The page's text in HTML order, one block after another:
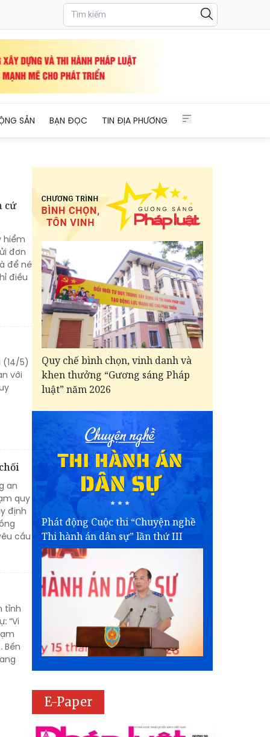
SẢN BẠN ĐỌC TIN ĐỊA PHƯƠNG
cứ
hiểm
đơn
để né
điều
(14/5)
với
an
quy
định
cầu
tỉnh
“Vi
Bến
Quy chế bình chọn, vinh danh và
khen thưởng “Gương sáng Pháp
luật” năm 2026
Phát động Cuộc thi “Chuyện nghề
Thi hành án dân sự” lần thứ III
E-Paper